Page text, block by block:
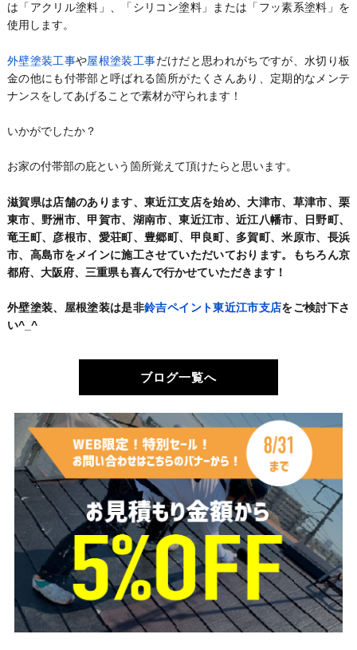
は「アクリル塗料」、「シリコン塗料」または「フッ素系塗料」を
使用します。
外壁塗装工事や屋根塗装工事だけだと思われがちですが、水切り板
金の他にも付帯部と呼ばれる箇所がたくさんあり、定期的なメンテ
ナンスをしてあげることで素材が守られます！
いかがでしたか？
お家の付帯部の庇という箇所覚えて頂けたらと思います。
滋賀県は店舗のあります、東近江支店を始め、大津市、草津市、栗
東市、野洲市、甲賀市、湖南市、東近江市、近江八幡市、日野町、
竜王町、彦根市、愛荘町、豊郷町、甲良町、多賀町、米原市、長浜
市、高島市をメインに施工させていただいております。もちろん京
都府、大阪府、三重県も喜んで行かせていただきます！
外壁塗装、屋根塗装は是非鈴吉ペイント東近江市支店をご検討下さ
い^_^
ブログ一覧へ